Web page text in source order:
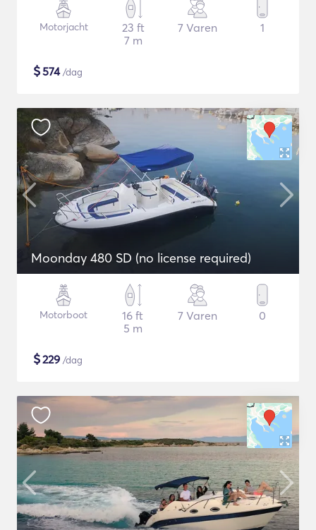
Motorjacht
23 ft
7 m
7 Varen 1
$574/dag
Moonday 480 SD (no license required)
Motorboot
16 ft
5 m
7 Varen 0
$229 /dag